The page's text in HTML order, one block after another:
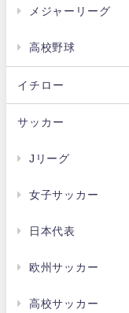
メジャーリーグ
高校野球
イチロー
サッカー
Jリーグ
女子サッカー
日本代表
欧州サッカー
高校サッカー